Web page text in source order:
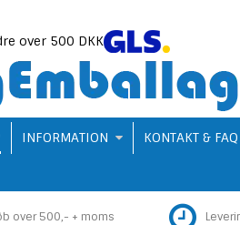
over 500 DKK
INFORMATION KONTAKT & FAQ
over 500,- + moms